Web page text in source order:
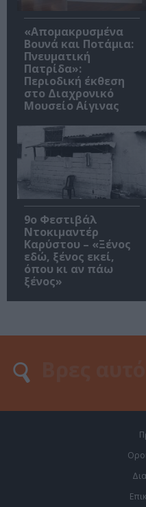
«Απομακρυσμένα
Βουνά και Ποτάμια:
Πνευματική
Πατρίδα»:
Περιοδική έκθεση
στο Διαχρονικό
Μουσείο Αίγινας
9ο Φεστιβάλ
Ντοκιμαντέρ
Καρύστου – «Ξένος
εδώ, ξένος εκεί,
όπου κι αν πάω
ξένος»